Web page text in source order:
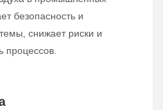
безопасность и
снижает риски и
процессов.